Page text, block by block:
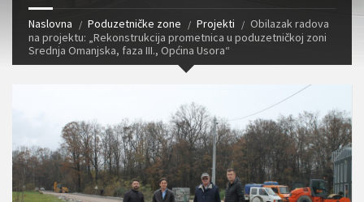
Naslovna Poduzetničke zone Projekti
Obilazak radova
na projektu: „Rekonstrukcija prometnica u poduzetničkoj zoni
Srednja Omanjska, faza III., Općina Usora“